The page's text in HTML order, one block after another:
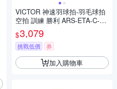
VICTOR 神速羽球拍-羽毛球拍
空拍 訓練 勝利 ARS-ETA-C-4U
黑藍綠黃
$3,079
挑戰低價 券
加入購物車